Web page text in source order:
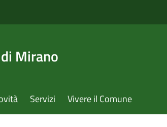
Mirano
Servizi Vivere il Comune